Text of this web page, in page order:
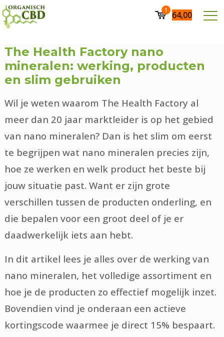
1 64,00
The Health Factory nano
mineralen: werking, producten
en slim gebruiken
Wil je weten waarom The Health Factory al
meer dan 20 jaar marktleider is op het gebied
van nano mineralen? Dan is het slim om eerst
te begrijpen wat nano mineralen precies zijn,
hoe ze werken en welk product het beste bij
jouw situatie past. Want er zijn grote
verschillen tussen de producten onderling, en
die bepalen voor een groot deel of je er
daadwerkelijk iets aan hebt.
In dit artikel lees je alles over de werking van
nano mineralen, het volledige assortiment en
hoe je de producten zo effectief mogelijk inzet.
Bovendien vind je onderaan een actieve
kortingscode waarmee je direct 15% bespaart.